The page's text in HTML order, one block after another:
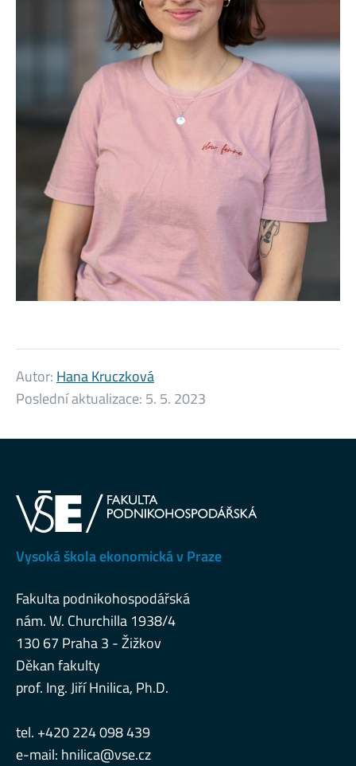
Autor: Hana Kruczková
Poslední aktualizace: 5. 5. 2023
Vysoká škola ekonomická v Praze
Fakulta podnikohospodářská
nám. W. Churchilla 1938/4
130 67 Praha 3 - Žižkov
Děkan fakulty
prof. Ing. Jiří Hnilica, Ph.D.
tel. +420 224 098 439
e-mail: hnilica@vse.cz